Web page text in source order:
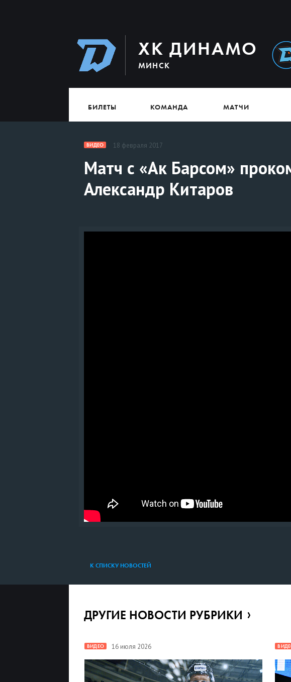
ХК ДИНАМО
МИНСК
БИЛЕТЫ КОМАНДА МАТЧИ
ВИДЕО 18 февраля 2017
Матч с «Ак Барсом»
Александр Китаров
К СПИСКУ НОВОСТЕЙ
ДРУГИЕ НОВОСТИ РУБРИКИ
ВИДЕО 16 июля 2026